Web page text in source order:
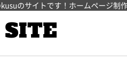
のサイトです！ホームページ制
SITE